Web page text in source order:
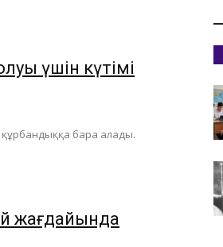
үшін күтімі
құрбандыққа бара алады.
жағдайында